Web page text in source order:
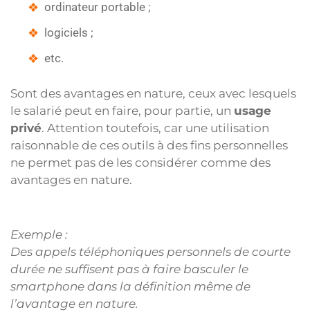
ordinateur portable ;
logiciels ;
etc.
Sont des avantages en nature, ceux avec lesquels
le salarié peut en faire, pour partie, un usage
privé. Attention toutefois, car une utilisation
raisonnable de ces outils à des fins personnelles
ne permet pas de les considérer comme des
avantages en nature.
Exemple :
Des appels téléphoniques personnels de courte
durée ne suffisent pas à faire basculer le
smartphone dans la définition même de
l’avantage en nature.